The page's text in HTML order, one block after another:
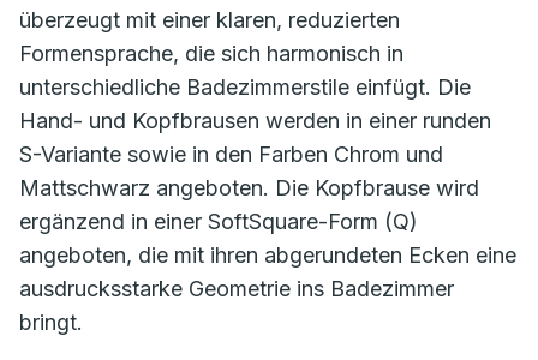
überzeugt mit einer klaren, reduzierten
Formensprache, die sich harmonisch in
unterschiedliche Badezimmerstile einfügt. Die
Hand- und Kopfbrausen werden in einer runden
S-Variante sowie in den Farben Chrom und
Mattschwarz angeboten. Die Kopfbrause wird
ergänzend in einer SoftSquare-Form (Q)
angeboten, die mit ihren abgerundeten Ecken eine
ausdrucksstarke Geometrie ins Badezimmer
bringt.